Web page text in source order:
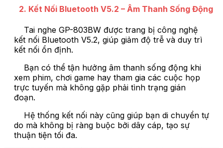
2. Kết Nối Bluetooth V5.2 – Âm Thanh Sống Động
Tai nghe GP-803BW được trang bị công nghệ
kết nối Bluetooth V5.2, giúp giảm độ trễ và duy trì
kết nối ổn định.
Bạn có thể tận hưởng âm thanh sống động khi
xem phim, chơi game hay tham gia các cuộc họp
trực tuyến mà không gặp phải tình trạng gián
đoạn.
Hệ thống kết nối này cũng giúp bạn di chuyển tự
do mà không bị ràng buộc bởi dây cáp, tạo sự
thuận tiện tối đa.